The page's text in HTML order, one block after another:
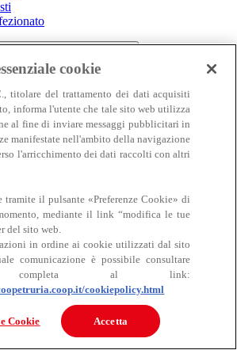
Carne
cookie
titolare del trattamento dei dati acquisiti
informa l'utente che tale sito web utilizza
al fine di inviare messaggi pubblicitari in
manifestate nell'ambito della navigazione
l'arricchimento dei dati raccolti con altri
tramite il pulsante «Preferenze Cookie» di
mediante il link “modifica le tue
del sito web.
in ordine ai cookie utilizzati dal sito
comunicazione è possibile consultare
completa al link:
cookiepolicy.html
Cookie Accetta